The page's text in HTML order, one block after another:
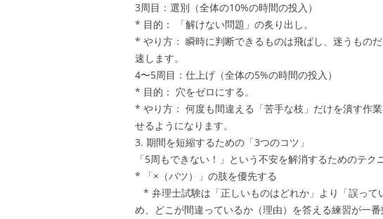
3周目：選別（全体の10%の時間の投入）
* 目的： 「解けない問題」の炙り出し。
* やり方： 瞬時に判断できるものは飛ばし、迷うもの
速します。
4〜5周目：仕上げ（全体の5%の時間の投入）
* 目的： 穴をゼロにする。
* やり方： 何度も間違える「苦手な枝」だけを潰す作
せるようになります。
3. 期間を短縮するための「3つのコツ」
「5周もできない！」という不安を解消するためのテク
* 「×（バツ）」の肢を優先する
* 弁理士試験は「正しいものはどれか」より「誤って
め、どこが間違っているか（理由）を答える練習が一番